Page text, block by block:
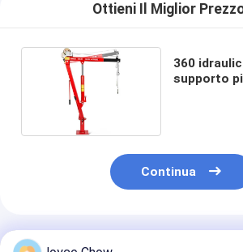
Ottieni Il Miglior
360
supporto
Continua
Prodotti Raccomandati